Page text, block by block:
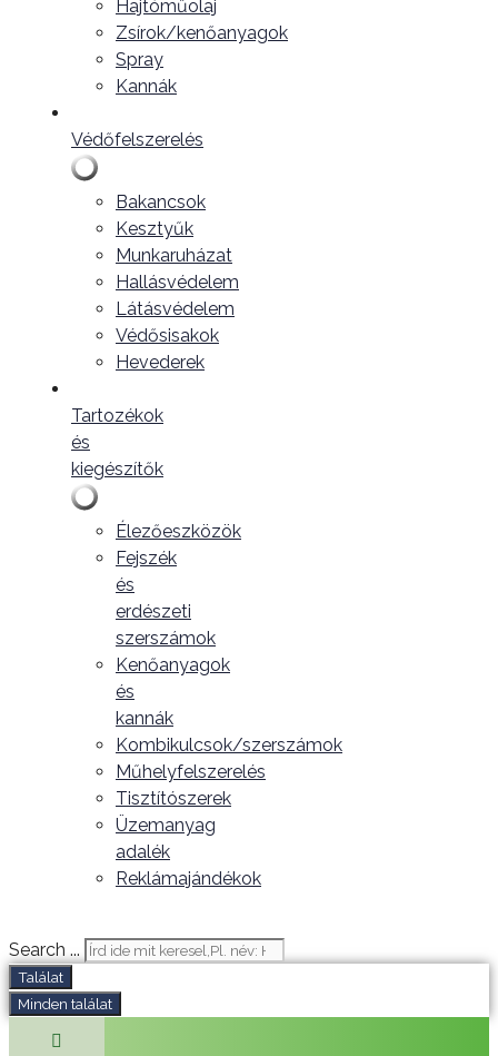
Hajtóműolaj
Zsírok/kenőanyagok
Spray
Kannák
Védőfelszerelés
Bakancsok
Kesztyűk
Munkaruházat
Hallásvédelem
Látásvédelem
Védősisakok
Hevederek
Tartozékok
és
kiegészítők
Élezőeszközök
Fejszék
és
erdészeti
szerszámok
Kenőanyagok
és
kannák
Kombikulcsok/szerszámok
Műhelyfelszerelés
Tisztítószerek
Üzemanyag
adalék
Reklámajándékok
Search ...
Találat
Minden találat